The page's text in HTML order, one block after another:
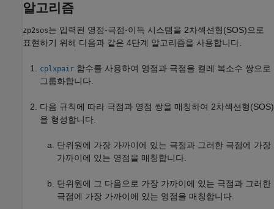
알고리즘
zp2sos는 입력된 영점-극점-이득 시스템을 2차섹션형(SOS)으로
표현하기 위해 다음과 같은 4단계 알고리즘을 사용합니다.
cplxpair 함수를 사용하여 영점과 극점을 켤레 복소수 쌍으로
그룹화합니다.
다음 규칙에 따라 극점과 영점 쌍을 매칭하여 2차섹션형(SOS)
을 형성합니다.
단위원에 가장 가까이에 있는 극점과 그러한 극점에 가장
가까이에 있는 영점을 매칭합니다.
단위원에 그 다음으로 가장 가까이에 있는 극점과 그러한
극점에 가장 가까이에 있는 영점을 매칭합니다.